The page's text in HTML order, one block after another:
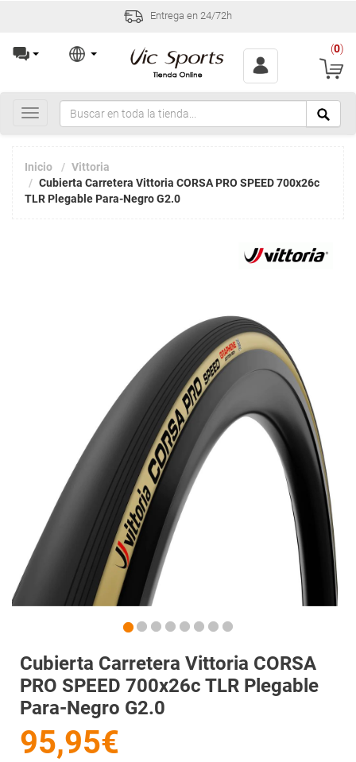
(0)
Toggle
navigation
Inicio
Vittoria
Cubierta Carretera Vittoria CORSA PRO SPEED 700x26c
TLR Plegable Para-Negro G2.0
Cubierta Carretera Vittoria CORSA
PRO SPEED 700x26c TLR Plegable
Para-Negro G2.0
95,95€